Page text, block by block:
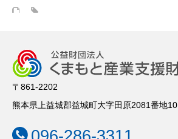
〒861-2202
熊本県上益城郡益城町大字田原2081番地10